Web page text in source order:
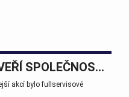
DEN OTEVŘENÝCH DVEŘÍ SPOLEČNOSTÍ WHP A BSW MACHINERY PROSTĚJOV
akcí bylo fullservisové